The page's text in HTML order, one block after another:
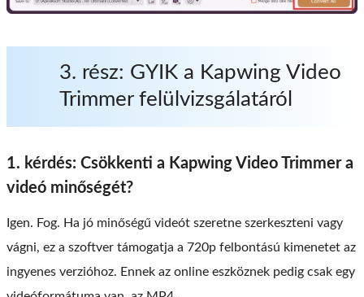
3. rész: GYIK a Kapwing Video
Trimmer felülvizsgálatáról
1. kérdés: Csökkenti a Kapwing Video Trimmer a
videó minőségét?
Igen. Fog. Ha jó minőségű videót szeretne szerkeszteni vagy
vágni, ez a szoftver támogatja a 720p felbontású kimenetet az
ingyenes verzióhoz. Ennek az online eszköznek pedig csak egy